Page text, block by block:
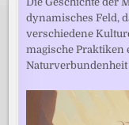
dynamisches Feld,
verschiedene
magische Praktiken